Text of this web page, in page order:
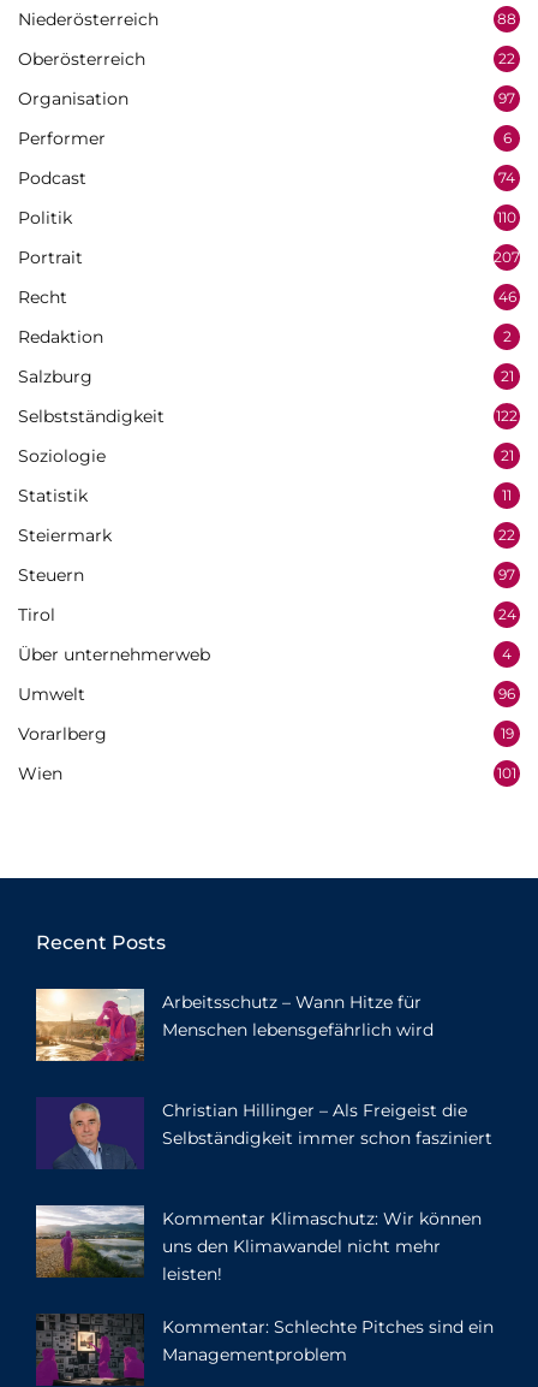
Niederösterreich 88
Oberösterreich 22
Organisation 97
Performer 6
Podcast 74
Politik 110
Portrait 207
Recht 46
Redaktion 2
Salzburg 21
Selbstständigkeit 122
Soziologie 21
Statistik 11
Steiermark 22
Steuern 97
Tirol 24
Über unternehmerweb 4
Umwelt 96
Vorarlberg 19
Wien 101
Recent Posts
Arbeitsschutz – Wann Hitze für
Menschen lebensgefährlich wird
Christian Hillinger – Als Freigeist die
Selbständigkeit immer schon fasziniert
Kommentar Klimaschutz: Wir können
uns den Klimawandel nicht mehr
leisten!
Kommentar: Schlechte Pitches sind ein
Managementproblem